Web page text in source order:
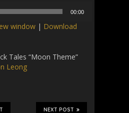
00:00
window | Download
Tales “Moon Theme”
Leong
NEXT POST